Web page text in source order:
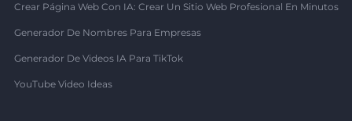
Crear Página Web Con IA: Crear Un Sitio Web Profesional En Minutos
Generador De Nombres Para Empresas
Generador De Videos IA Para TikTok
YouTube Video Ideas